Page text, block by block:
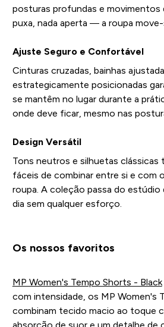
posturas profundas e movimentos
puxa, nada aperta — a roupa
Ajuste Seguro e Confortável
Cinturas cruzadas, bainhas
estrategicamente posicionadas
se mantêm no lugar durante a
onde deve ficar, mesmo nas
Design Versátil
Tons neutros e silhuetas clássicas
fáceis de combinar entre si e com
roupa. A coleção passa do estúdio
dia sem qualquer esforço.
Os nossos favoritos
MP Women's Tempo Shorts - Black
com intensidade, os MP Women's
combinam tecido macio ao toque
absorção de suor e um detalhe de